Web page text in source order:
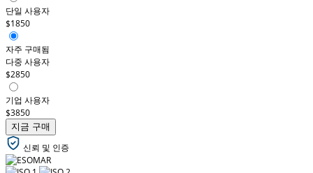
단일 사용자
$1850
자주 구매됨
다중 사용자
$2850
기업 사용자
$3850
지금 구매
신뢰 및 인증